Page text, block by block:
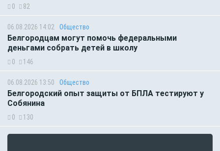
0 82
06.08.2026 14:02 Общество
Белгородцам могут помочь федеральными
деньгами собрать детей в школу
0 146
06.08.2026 13:50 Общество
Белгородский опыт защиты от БПЛА тестируют у
Собянина
0 130